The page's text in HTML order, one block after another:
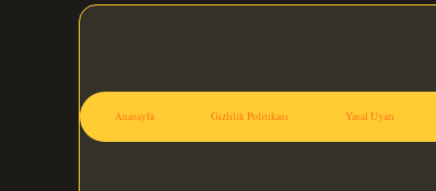
Anasayfa Gizlilik Politikası Yasal Uyarı